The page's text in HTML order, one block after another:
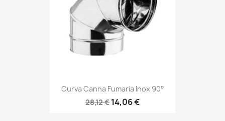
Curva Canna Fumaria Inox 90°
28,12 € 14,06 €